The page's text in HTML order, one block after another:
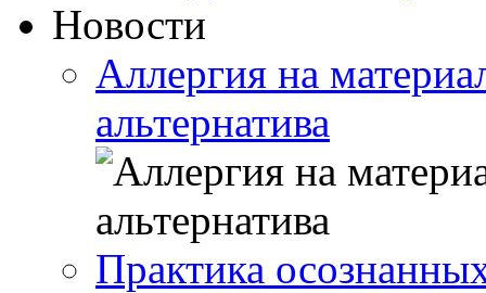
Новости
Аллергия на
альтернатива
Практика